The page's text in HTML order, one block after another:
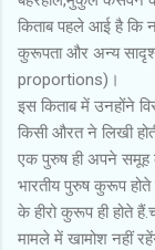
किताब पहले आई है कि
कुरूपता और अन्य
proportions)।
इस किताब में उनहोंने
किसी औरत ने लिखी
एक पुरुष ही अपने समूह
भारतीय पुरुष कुरूप
के हीरो कुरूप ही होते
मामले में खामोश नहीं